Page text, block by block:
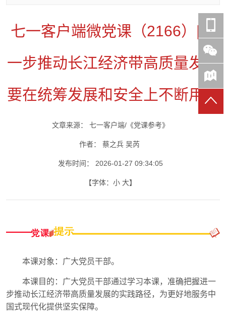
干部任免
理论武装
七一视角
人才工作
基层组织建设
作风建设
党刊好文
党务知识
党史参阅
七一书院
七一文学
党建头条微信公众号
七一号
七一客户端微党课（2166）|进
一步推动长江经济带高质量发展
要在统筹发展和安全上不断用力
文章来源： 七一客户端/《党课参考》
作者： 蔡之兵 吴芮
发布时间： 2026-01-27 09:34:05
【字体： 小 大】
本课对象：广大党员干部。
本课目的：广大党员干部通过学习本课，准确把握进一
步推动长江经济带高质量发展的实践路径，为更好地服务中
国式现代化提供坚实保障。